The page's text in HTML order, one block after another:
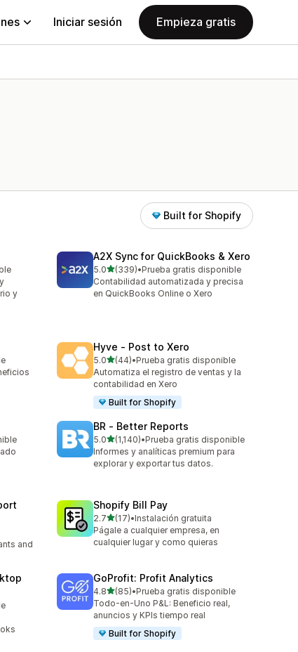
Iniciar sesión Empieza gratis
Built for Shopify
y
A2X Sync for QuickBooks & Xero
5.0de 5 estrellas
(339)
339 reseñas en total
•Prueba gratis disponible
Contabilidad automatizada y precisa
en QuickBooks Online o Xero
Hyve ‑ Post to Xero
5.0de 5 estrellas
(44)
44 reseñas en total
•Prueba gratis disponible
Automatiza el registro de ventas y la
contabilidad en Xero
Built for Shopify
BR ‑ Better Reports
5.0de 5 estrellas
(1,140)
1140 reseñas en total
•Prueba gratis disponible
Informes y analíticas premium para
explorar y exportar tus datos.
and
Shopify Bill Pay
2.7de 5 estrellas
(17)
17 reseñas en total
•Instalación gratuita
Págale a cualquier empresa, en
cualquier lugar y como quieras
GoProfit: Profit Analytics
4.8de 5 estrellas
(85)
85 reseñas en total
•Prueba gratis disponible
Todo-en-Uno P&L: Beneficio real,
anuncios y KPIs tiempo real
Built for Shopify